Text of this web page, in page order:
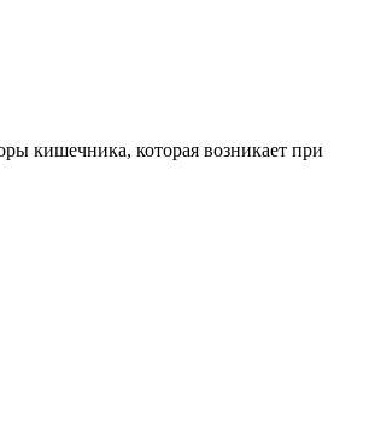
кишечника, которая возникает при